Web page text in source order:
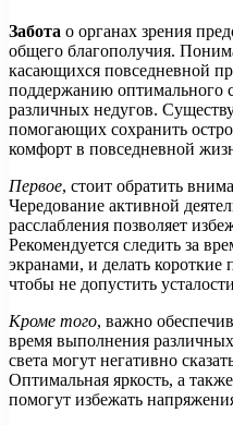
Забота о органах зрения
общего благополучия.
касающихся повседневной
поддержанию оптимального
различных недугов.
помогающих сохранить
комфорт в повседневной
Первое, стоит обратить
Чередование активной
расслабления позволяет
Рекомендуется следить за
экранами, и делать
чтобы не допустить
Кроме того, важно
время выполнения
света могут негативно
Оптимальная яркость, а
помогут избежать